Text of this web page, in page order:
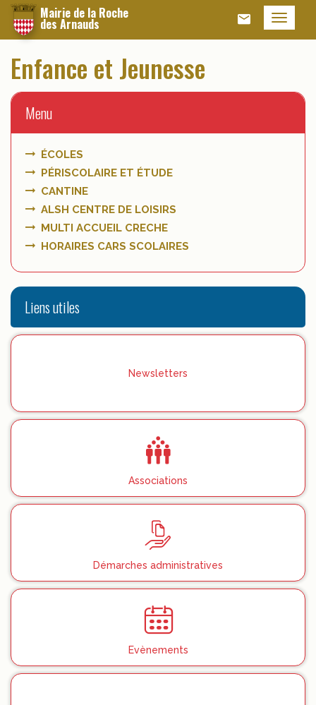
Enfance et Jeunesse
Menu
ÉCOLES
PÉRISCOLAIRE ET ÉTUDE
CANTINE
ALSH CENTRE DE LOISIRS
MULTI ACCUEIL CRECHE
HORAIRES CARS SCOLAIRES
Liens utiles
Newsletters
Associations
Démarches administratives
Evènements
Mairie de la Roche
des Arnauds Menu
Panneau de gestion des cookies